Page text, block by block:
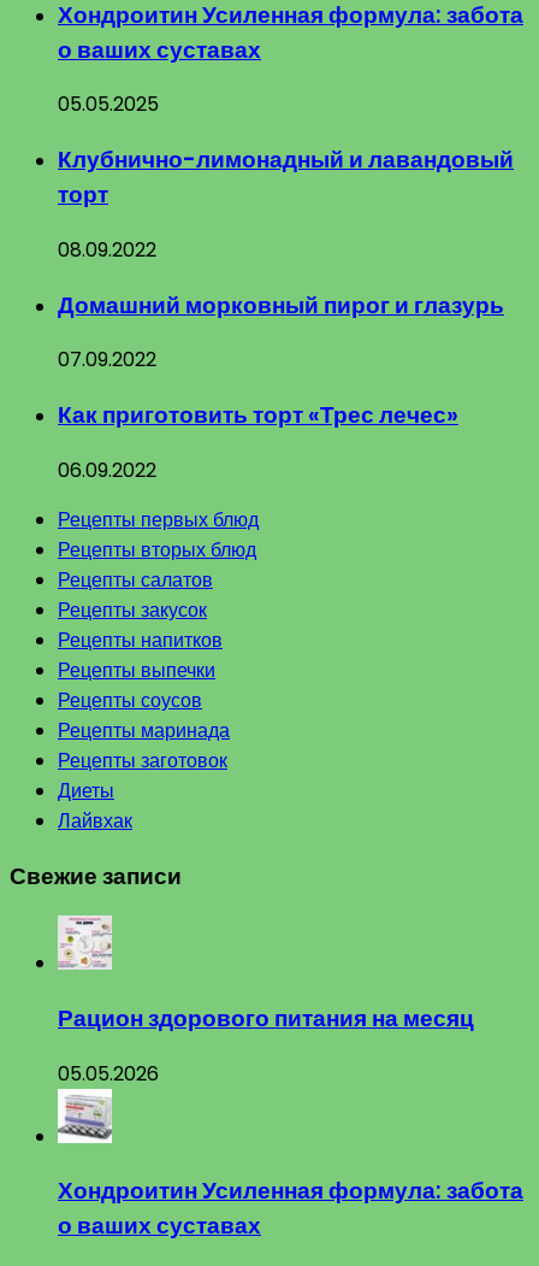
Хондроитин Усиленная формула: забота
о ваших суставах
05.05.2025
Клубнично-лимонадный и лавандовый
торт
08.09.2022
Домашний морковный пирог и глазурь
07.09.2022
Как приготовить торт «Трес лечес»
06.09.2022
Рецепты первых блюд
Рецепты вторых блюд
Рецепты салатов
Рецепты закусок
Рецепты напитков
Рецепты выпечки
Рецепты соусов
Рецепты маринада
Рецепты заготовок
Диеты
Лайвхак
Свежие записи
Рацион здорового питания на месяц
05.05.2026
Хондроитин Усиленная формула: забота
о ваших суставах